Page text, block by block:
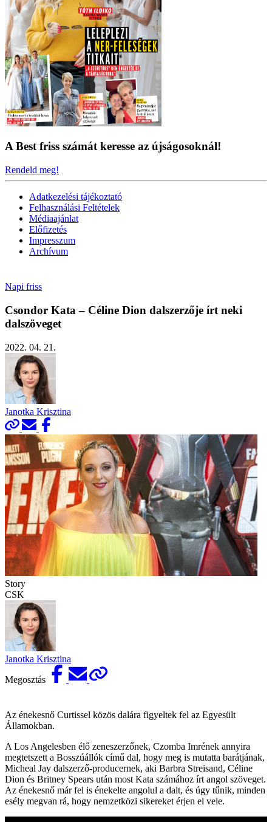
A Best friss számát keresse az újságosoknál!
Rendeld meg!
Adatkezelési tájékoztató
Felhasználási Feltételek
Médiaajánlat
Előfizetés
Impresszum
Archívum
Napi friss
Csondor Kata – Céline Dion dalszerzője írt neki
dalszöveget
2022. 04. 21.
Janotka Krisztina
Story
CSK
Janotka Krisztina
Megosztás
Az énekesnő Curtissel közös dalára figyeltek fel az Egyesült
Államokban.
A Los Angelesben élő zeneszerzőnek, Czomba Imrének annyira
megtetszett a Bosszúállók című dal, hogy meg is mutatta barátjának,
Micheal Jay dalszerző-producernek, aki Barbra Streisand, Céline
Dion és Britney Spears után most Kata számához írt angol szöveget.
Az énekesnő már fel is énekelte angolul a dalt, és úgy tűnik, minden
esély megvan rá, hogy nemzetközi sikereket érjen el vele.